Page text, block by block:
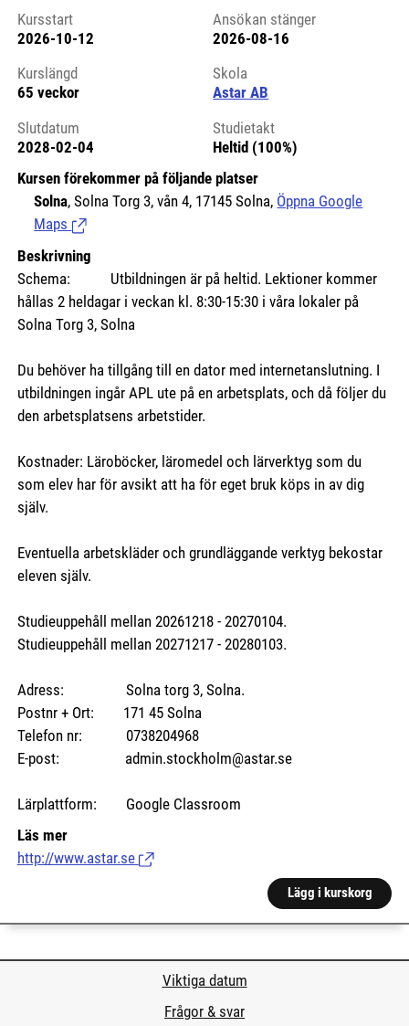
Kursstart 6213254
Kursstart
2026-10-12
Ansökan stänger
2026-08-16
Kurslängd
65 veckor
Skola
Astar AB
Slutdatum
2028-02-04
Studietakt
Heltid (100%)
Kursen förekommer på följande platser
Solna, Solna Torg 3, vån 4, 17145 Solna, Öppna Google
Maps (Länk till extern sida.)
Beskrivning
Schema: Utbildningen är på heltid. Lektioner kommer
hållas 2 heldagar i veckan kl. 8:30-15:30 i våra lokaler på
Solna Torg 3, Solna
Du behöver ha tillgång till en dator med internetanslutning. I
utbildningen ingår APL ute på en arbetsplats, och då följer du
den arbetsplatsens arbetstider.
Kostnader: Läroböcker, läromedel och lärverktyg som du
som elev har för avsikt att ha för eget bruk köps in av dig
själv.
Eventuella arbetskläder och grundläggande verktyg bekostar
eleven själv.
Studieuppehåll mellan 20261218 - 20270104.
Studieuppehåll mellan 20271217 - 20280103.
Adress: Solna torg 3, Solna.
Postnr + Ort: 171 45 Solna
Telefon nr: 0738204968
E-post: admin.stockholm@astar.se
Lärplattform: Google Classroom
Läs mer
http://www.astar.se (Länk till extern sida.)
Lägg i kurskorg
Viktiga datum
Frågor & svar